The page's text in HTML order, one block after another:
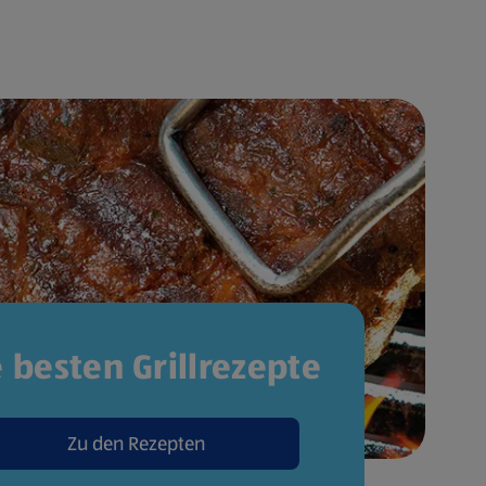
besten Grillrezepte
Zu den Rezepten